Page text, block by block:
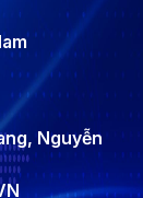
Nguyễn